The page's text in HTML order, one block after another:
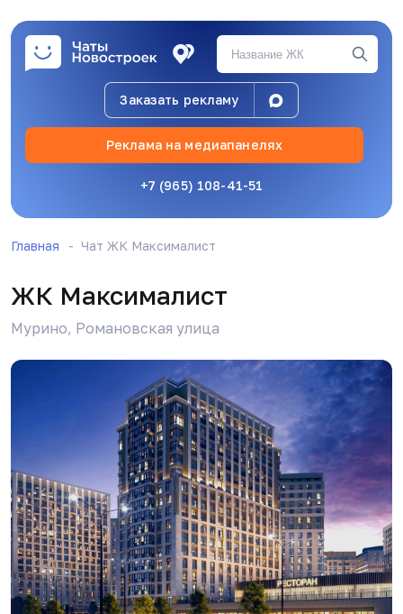
Реклама на медиапанелях
+7 (965) 108-41-51
Заказать рекламу
Главная Чат ЖК Максималист
ЖК Максималист
Мурино, Романовская улица
Данил Албаев 19.07.26, 11:30
Д Данил Албаев
Бот Админ 14.07.26, 06:54
Уважаемые соседи! Вступайте в резервный чат
в MAX, на случай блокировки Telegram:
https://max.ru/join/
или нет.